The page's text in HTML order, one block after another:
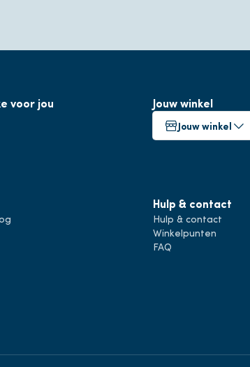
Jouw winkel
Jouw winkel
voor jou
Hulp & contact
Hulp & contact
Winkelpunten
FAQ